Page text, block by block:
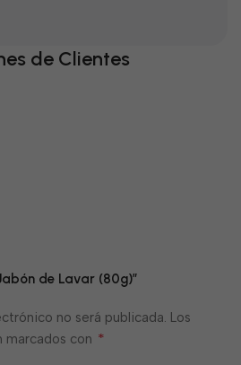
de Clientes
de Lavar (80g)”
no será publicada. Los
marcados con *